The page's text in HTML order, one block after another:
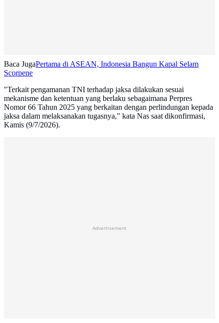
Baca JugaPertama di ASEAN, Indonesia Bangun Kapal Selam
Scorpene
"Terkait pengamanan TNI terhadap jaksa dilakukan sesuai
mekanisme dan ketentuan yang berlaku sebagaimana Perpres
Nomor 66 Tahun 2025 yang berkaitan dengan perlindungan kepada
jaksa dalam melaksanakan tugasnya," kata Nas saat dikonfirmasi,
Kamis (9/7/2026).
Advertisement